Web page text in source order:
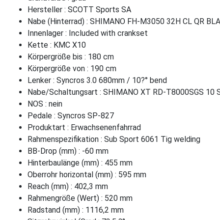
Hersteller : SCOTT Sports SA
Nabe (Hinterrad) : SHIMANO FH-M3050 32H CL QR
Innenlager : Included with crankset
Kette : KMC X10
Körpergröße bis : 180 cm
Körpergröße von : 190 cm
Lenker : Syncros 3.0 680mm / 10?° bend
Nabe/Schaltungsart : SHIMANO XT RD-T8000SGS 10
NOS : nein
Pedale : Syncros SP-827
Produktart : Erwachsenenfahrrad
Rahmenspezifikation : Sub Sport 6061 Tig welding
BB-Drop (mm) : -60 mm
Hinterbaulänge (mm) : 455 mm
Oberrohr horizontal (mm) : 595 mm
Reach (mm) : 402,3 mm
Rahmengröße (Wert) : 520 mm
Radstand (mm) : 1116,2 mm